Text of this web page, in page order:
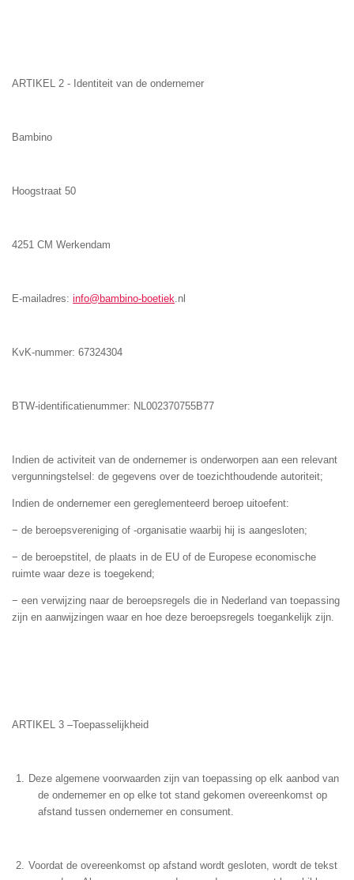
ARTIKEL 2 - Identiteit van de ondernemer
Bambino
Hoogstraat 50
4251 CM Werkendam
E-mailadres: info@bambino-boetiek.nl
KvK-nummer: 67324304
BTW-identificatienummer: NL002370755B77
Indien de activiteit van de ondernemer is onderworpen aan een relevant
vergunningstelsel: de gegevens over de toezichthoudende autoriteit;
Indien de ondernemer een gereglementeerd beroep uitoefent:
− de beroepsvereniging of -organisatie waarbij hij is aangesloten;
− de beroepstitel, de plaats in de EU of de Europese economische
ruimte waar deze is toegekend;
− een verwijzing naar de beroepsregels die in Nederland van toepassing
zijn en aanwijzingen waar en hoe deze beroepsregels toegankelijk zijn.
ARTIKEL 3 –Toepasselijkheid
Deze algemene voorwaarden zijn van toepassing op elk aanbod van
de ondernemer en op elke tot stand gekomen overeenkomst op
afstand tussen ondernemer en consument.
Voordat de overeenkomst op afstand wordt gesloten, wordt de tekst